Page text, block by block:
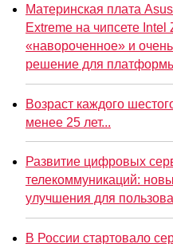
Материнская плата
Extreme на чипсете Intel
«навороченное» и
решение для
Возраст каждого
менее 25 лет...
Развитие цифровых
телекоммуникаций:
улучшения для
В России стартовало